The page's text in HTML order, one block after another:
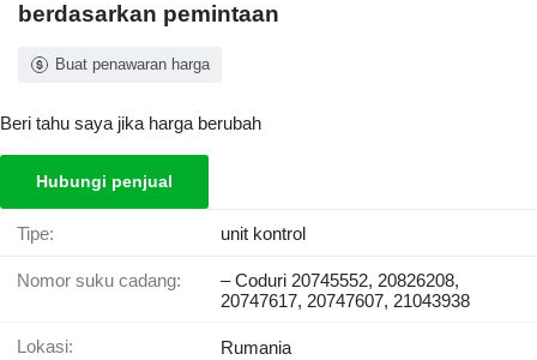
berdasarkan pemintaan
Buat penawaran harga
Beri tahu saya jika harga berubah
Hubungi penjual
Tipe: unit kontrol
Nomor suku cadang:
– Coduri 20745552, 20826208,
20747617, 20747607, 21043938
Lokasi:
Rumania